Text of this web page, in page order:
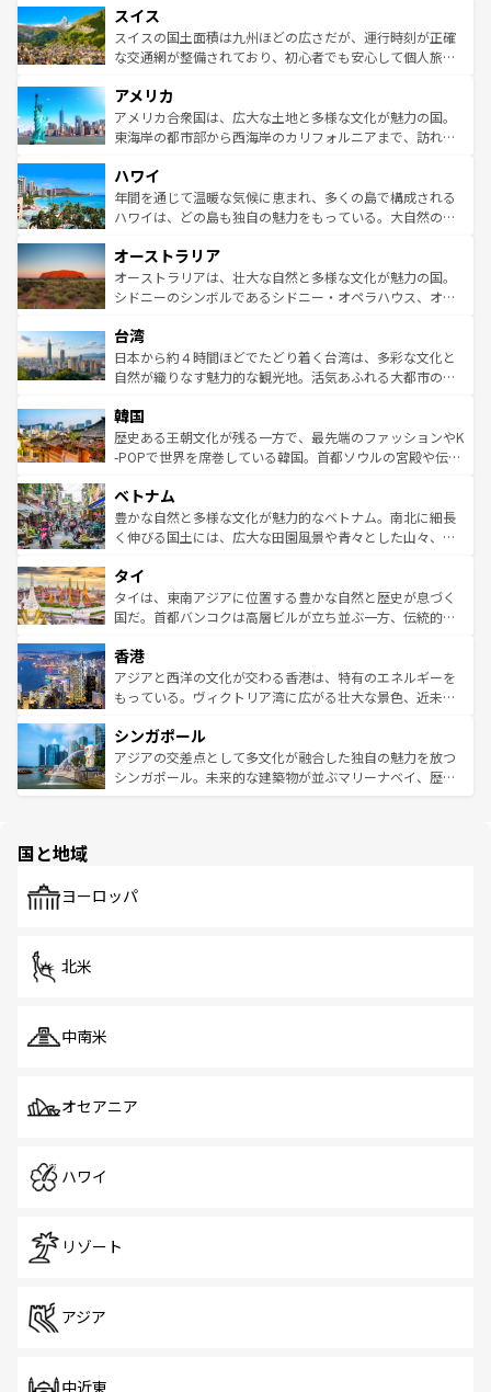
れる地方に足を運ぶとそれぞれで全く異なる文化を体験で
きるだろう。 なお、新着のフランス情報はコンテンツ一覧
を参照してほしい。
は、お酒好きな人にはぜひ体験してほしい。 なお、新着の
ドイツ情報はコンテンツ一覧を参照してほしい。
リアごとに異なる魅力がある。また、優雅なアフタヌーン
ティー、ビール好きにはたまらない英国パブ、サッカー観
戦など、本場だからこそできる体験も豊富。イギリスを旅
ンツ一覧を参照してほしい。
スイス
スイスの国土面積は九州ほどの広さだが、運行時刻が正確
な交通網が整備されており、初心者でも安心して個人旅行
の建物がそのまま残る町や、スイスならではのユニークな
博物館もあり、アルプス観光だけでなく町歩きも満喫する
ことができる。国民の所得が高いため物価も高いが、旅行
ば市内交通費無料で観光を楽しむこともできる。 なお、新
着のスイス情報はコンテンツ一覧 を参照してほしい。
アメリカ
アメリカ合衆国は、広大な土地と多様な文化が魅力の国。
東海岸の都市部から西海岸のカリフォルニアまで、訪れる
のような巨大都市は、観光、ショッピング、エンターテイ
ンメントが詰まった刺激的なスポットだ。一方、アメリカ
西部には大自然が広がり、グランドキャニオンやイエロー
部のニューオーリンズでは、音楽と美食が融合した独特の
文化が魅力。旅行者はアメリカの各地域で異なる魅力を楽
しみながら、その多様性と豊かな歴史を感じることができ
ならではの贅沢な旅のスタイルだ。 なお、新着のアメリカ
情報はコンテンツ一覧を参照してほしい。
ハワイ
年間を通じて温暖な気候に恵まれ、多くの島で構成される
ハワイは、どの島も独自の魅力をもっている。大自然の神
ワイ島は見逃せない。また、定番の観光地といえばオアフ
島だが、静かな自然を求めるならマウイ島やカウアイ島が
おすすめ。エメラルドグリーンに輝く海をはじめ、豊かな
れるおもてなしの心で訪れる人々を迎えてくれるハワイの
人々、おいしいローカルフードやハワイアンミュージッ
ク、伝統的なフラダンスなど、すべてがハワイの魅力を彩
ワイを、存分に味わってほしい。 なお、新着のハワイ情報
はコンテンツ一覧を参照してほしい。
オーストラリア
オーストラリアは、壮大な自然と多様な文化が魅力の国。
シドニーのシンボルであるシドニー・オペラハウス、オー
リアリーフや大陸中央部にそびえるウルル（エアーズロッ
ク）、タスマニアの美しい原生林やケアンズの熱帯雨林な
ど、見どころがたくさん。また、カフェやワイン、オージ
いる。アクティビティも充実しており、サーフィンやダイ
ビング、ハイキングなど、アウトドア好きにはたまらな
い。オーストラリアの多彩な魅力を存分に味わいつくそ
参照してほしい。
台湾
日本から約４時間ほどでたどり着く台湾は、多彩な文化と
自然が織りなす魅力的な観光地。活気あふれる大都市の台
ン）、静ひつな山岳地帯である台湾東部など、都市の喧騒
と山間の静けさが共存しており、訪れる人に新しい発見と
驚きをもたらしてくれる。また、奥深い台湾の食文化も魅
容にもいいと評判のスイーツなど、バラエティ豊かな料理
が味わえる。 なお、新着の台湾情報は コンテンツ一覧を参
照してほしい。
韓国
歴史ある王朝文化が残る一方で、最先端のファッションやK
-POPで世界を席巻している韓国。首都ソウルの宮殿や伝統
き、地方に足を延ばせば四季折々の自然美を楽しむことが
できる。そして、キムチや焼肉、絶品のストリートフード
まで、さまざまな韓国料理が待っている。夜には、韓国な
リティに包まれながら、韓国の多彩な魅力を心ゆくまで味
わってみてほしい。 なお、新着の韓国情報はコンテンツ一
覧を参照してほしい。
ベトナム
豊かな自然と多様な文化が魅力的なベトナム。南北に細長
く伸びる国土には、広大な田園風景や青々とした山々、世
急速な発展と共に伝統が息づく。ハノイの古い町並みやホ
ーチミン市のフランス統治時代の建物も、独特の雰囲気を
醸し出している。また、バラエティの豊かさとおいしさで
とつ。フォーやバインミー、ベトナムコーヒーなどは、ぜ
ひ現地で味わいたい。どの地域を訪れてもあたたかい人々
が旅行者を迎えてくれるので、きっと忘れられない旅にな
参照してほしい。
タイ
タイは、東南アジアに位置する豊かな自然と歴史が息づく
国だ。首都バンコクは高層ビルが立ち並ぶ一方、伝統的な
の活気が交差している。北部ではチェンマイなどの山岳地
帯で自然と触れ合い、南部ではプーケットやクラビの美し
いビーチでリゾート気分を楽しむことができる。タイ料理
激する。気候は一年中温暖で、どの季節にも異なる楽しみ
が待っている。親しみやすいタイの人々、仏教を中心とし
た文化、そして多様な観光資源が、訪れる旅人を魅了し続
香港
アジアと西洋の文化が交わる香港は、特有のエネルギーを
もっている。ヴィクトリア湾に広がる壮大な景色、近未来
み、どこを訪れても感動するはず。観光スポットが密集し
ており、効率よく見どころを回れるのも魅力。息をのむよ
うな絶景から文化的な体験まで、香港を存分に楽しみ尽く
シンガポール
アジアの交差点として多文化が融合した独自の魅力を放つ
シンガポール。未来的な建築物が並ぶマリーナベイ、歴史
で、ホーカーズは地元の風情を楽しめる外せないスポット
国と地域
ヨーロッパ
北米
中南米
オセアニア
ハワイ
リゾート
アジア
中近東